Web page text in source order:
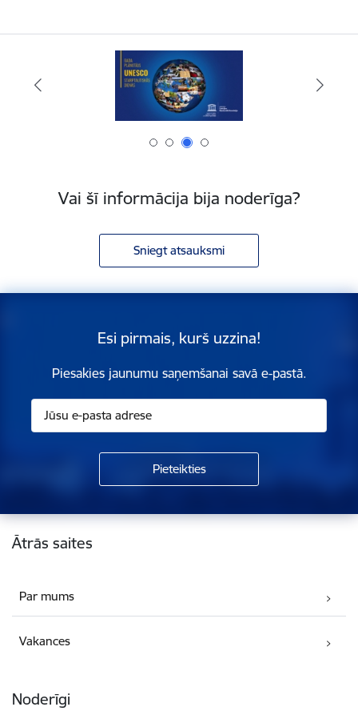
Vai šī informācija bija noderīga?
Sniegt atsauksmi
Esi pirmais, kurš uzzina!
Piesakies jaunumu saņemšanai savā e-pastā.
Kājene
Ātrās saites
Par mums
Vakances
Noderīgi